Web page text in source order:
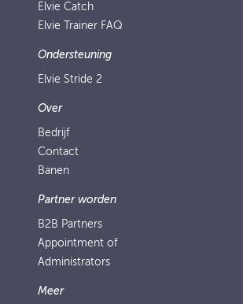
Elvie Catch
Elvie Trainer FAQ
Ondersteuning
Elvie Stride 2
Over
Bedrijf
Contact
Banen
Partner worden
B2B Partners
Appointment of
Administrators
Meer